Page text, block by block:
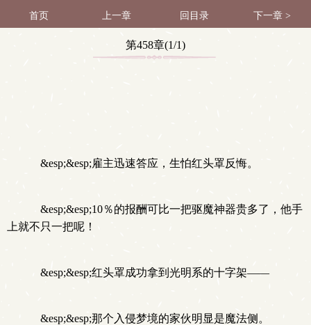
首页 上一章 回目录 下一章 >
第458章(1/1)
&esp;&esp;雇主迅速答应，生怕红头罩反悔。
&esp;&esp;10％的报酬可比一把驱魔神器贵多了，他手
上就不只一把呢！
&esp;&esp;红头罩成功拿到光明系的十字架——
&esp;&esp;那个入侵梦境的家伙明显是魔法侧。